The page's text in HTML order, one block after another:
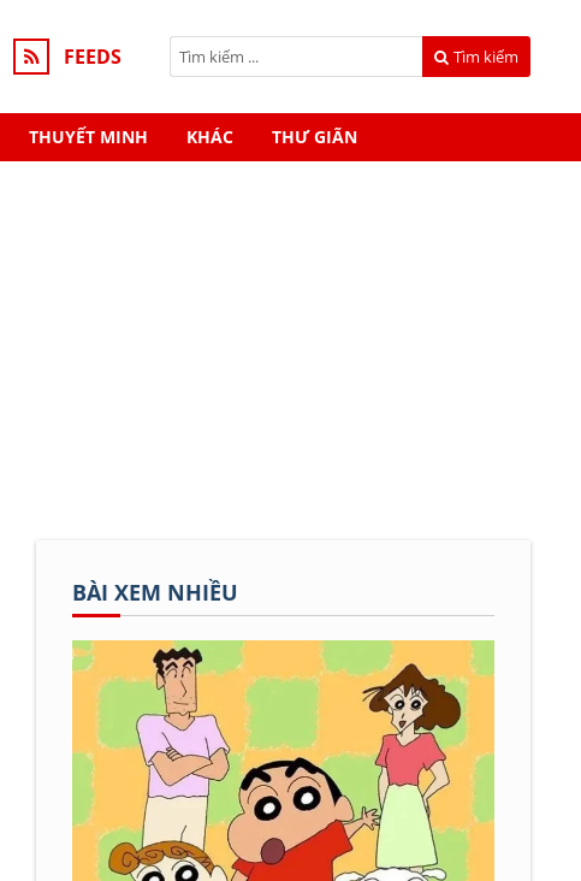
FEEDS Tìm kiếm
THUYẾT MINH KHÁC THƯ GIÃN
BÀI XEM NHIỀU